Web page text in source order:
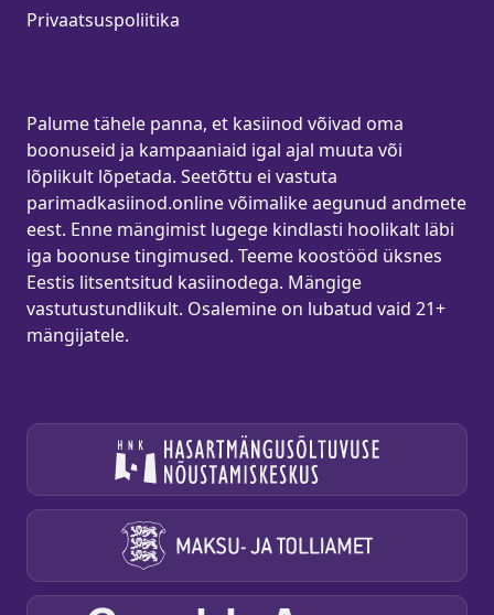
Privaatsuspoliitika
Palume tähele panna, et kasiinod võivad oma
boonuseid ja kampaaniaid igal ajal muuta või
lõplikult lõpetada. Seetõttu ei vastuta
parimadkasiinod.online võimalike aegunud andmete
eest. Enne mängimist lugege kindlasti hoolikalt läbi
iga boonuse tingimused. Teeme koostööd üksnes
Eestis litsentsitud kasiinodega. Mängige
vastutustundlikult. Osalemine on lubatud vaid 21+
mängijatele.